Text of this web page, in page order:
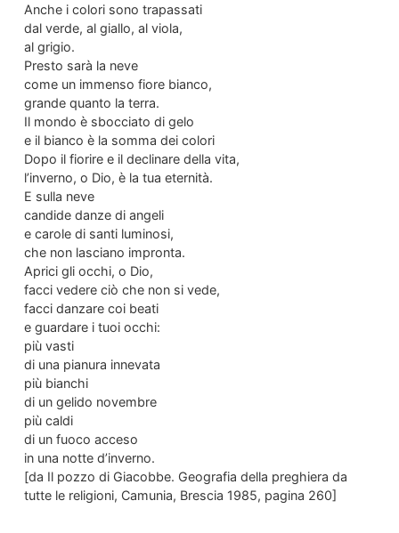
Anche i colori sono trapassati
dal verde, al giallo, al viola,
al grigio.
Presto sarà la neve
come un immenso fiore bianco,
grande quanto la terra.
Il mondo è sbocciato di gelo
e il bianco è la somma dei colori
Dopo il fiorire e il declinare della vita,
l’inverno, o Dio, è la tua eternità.
E sulla neve
candide danze di angeli
e carole di santi luminosi,
che non lasciano impronta.
Aprici gli occhi, o Dio,
facci vedere ciò che non si vede,
facci danzare coi beati
e guardare i tuoi occhi:
più vasti
di una pianura innevata
più bianchi
di un gelido novembre
più caldi
di un fuoco acceso
in una notte d’inverno.
[da Il pozzo di Giacobbe. Geografia della preghiera da
tutte le religioni, Camunia, Brescia 1985, pagina 260]